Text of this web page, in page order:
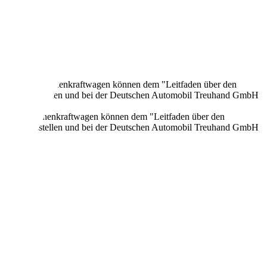
Personenkraftwagen können dem "Leitfaden über den
und bei der Deutschen Automobil Treuhand GmbH
Personenkraftwagen können dem "Leitfaden über den
und bei der Deutschen Automobil Treuhand GmbH